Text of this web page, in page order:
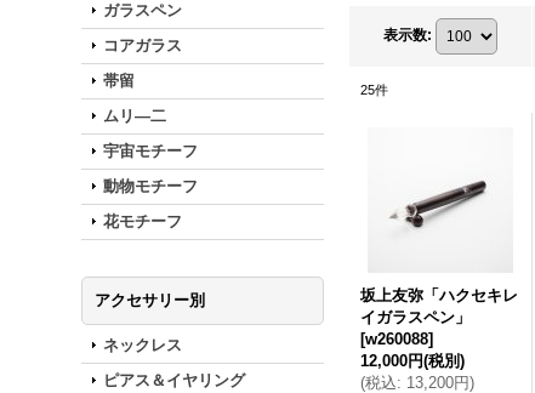
ガラスペン
コアガラス
帯留
ムリ―二
宇宙モチーフ
動物モチーフ
花モチーフ
アクセサリー別
ネックレス
ピアス＆イヤリング
表示数:
25件
坂上友弥「ハクセキレ
イガラスペン」
[w260088]
12,000円(税別)
(税込: 13,200円)